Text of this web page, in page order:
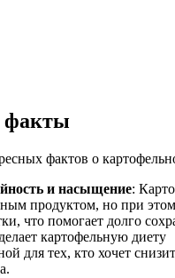
факты
фактов о
и насыщение:
продуктом, но при
что помогает долго
картофельную диету
для тех, кто хочет